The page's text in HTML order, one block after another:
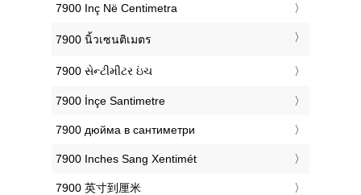
‎7900 Inç Në Centimetra
‎7900 นิ้วเซนติเมตร
‎7900 સેન્ટીમીટર ઇંચ
‎7900 İnçe Santimetre
‎7900 дюйма в сантиметри
‎7900 Inches Sang Xentimét
‎7900 英寸到厘米